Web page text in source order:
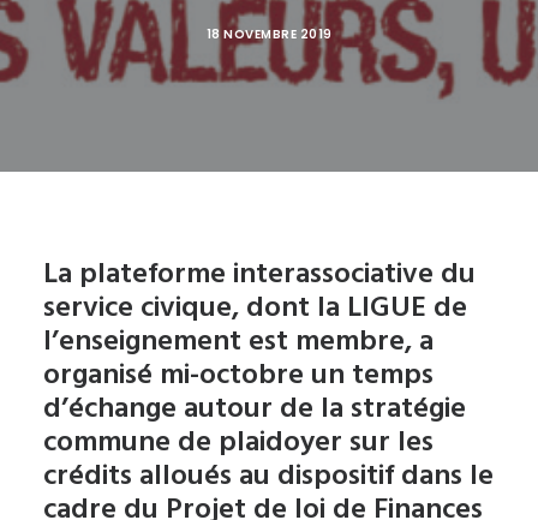
18 NOVEMBRE 2019
La plateforme interassociative du
service civique, dont la LIGUE de
l’enseignement est membre, a
organisé mi-octobre un temps
d’échange autour de la stratégie
commune de plaidoyer sur les
crédits alloués au dispositif dans le
cadre du Projet de loi de Finances